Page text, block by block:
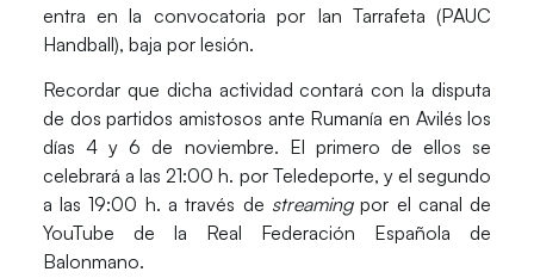
entra en la convocatoria por Ian Tarrafeta (PAUC
Handball), baja por lesión.
Recordar que dicha actividad contará con la disputa
de dos partidos amistosos ante Rumanía en Aviléslos
días 4 y 6 de noviembre. El primero de ellos se
celebrará a las21:00 h. por Teledeporte, y el segundo
a las19:00 h. a través de streamingpor el canal de
YouTube de la Real Federación Española de
Balonmano.